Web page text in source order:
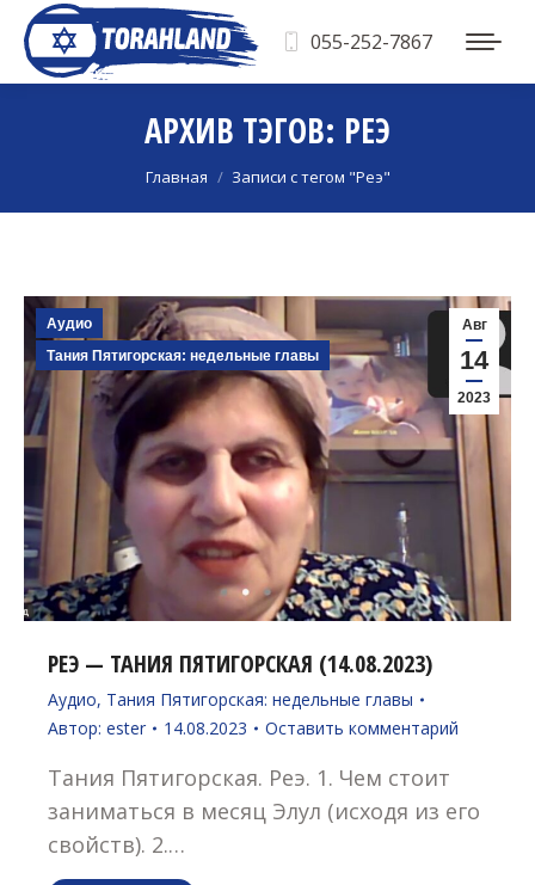
055-252-7867
АРХИВ ТЭГОВ: РЕЭ
Вы здесь:
Главная Записи с тегом "Реэ"
Авг
14
2023
Аудио
Тания Пятигорская: недельные главы
РЕЭ — ТАНИЯ ПЯТИГОРСКАЯ (14.08.2023)
Аудио, Тания Пятигорская: недельные главы
Автор: ester 14.08.2023 Оставить комментарий
Тания Пятигорская. Реэ. 1. Чем стоит
заниматься в месяц Элул (исходя из его
свойств). 2.…